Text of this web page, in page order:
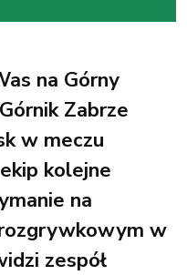
na Górny
Zabrze
w meczu
kolejne
na
w
zespół